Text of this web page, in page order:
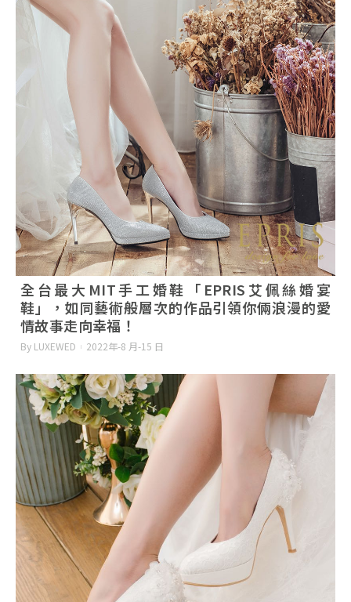
全台最大MIT手工婚鞋「EPRIS艾佩絲婚宴
鞋」，如同藝術般層次的作品引領你倆浪漫的愛
情故事走向幸福！
By LUXEWED 2022年-8 月-15 日